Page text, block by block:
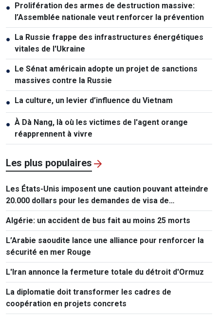
● Prolifération des armes de destruction massive:
l’Assemblée nationale veut renforcer la prévention
● La Russie frappe des infrastructures énergétiques
vitales de l'Ukraine
● Le Sénat américain adopte un projet de sanctions
massives contre la Russie
● La culture, un levier d’influence du Vietnam
● À Dà Nang, là où les victimes de l'agent orange
réapprennent à vivre
Les plus populaires
Les États-Unis imposent une caution pouvant atteindre
20.000 dollars pour les demandes de visa de
ressortissants de 50 pays
Algérie: un accident de bus fait au moins 25 morts
L’Arabie saoudite lance une alliance pour renforcer la
sécurité en mer Rouge
L'Iran annonce la fermeture totale du détroit d'Ormuz
La diplomatie doit transformer les cadres de
coopération en projets concrets